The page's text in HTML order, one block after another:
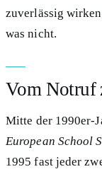
zuverlässig
was nicht.
Vom Notruf
Mitte der 1990er-
European School
1995 fast jeder